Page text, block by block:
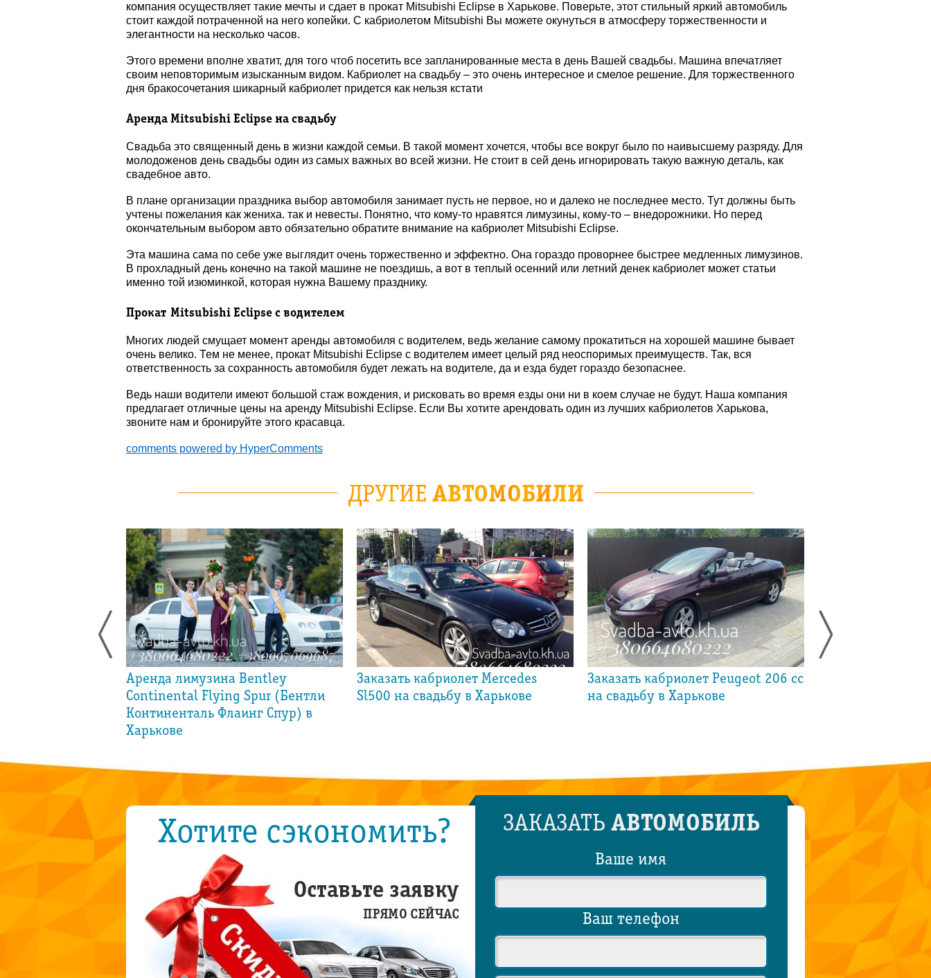
компания осуществляет такие мечты и сдает в прокат Mitsubishi Eclipse в Харькове. Поверьте, этот стильный яркий автомобиль
стоит каждой потраченной на него копейки. С кабриолетом Mitsubishi Вы можете окунуться в атмосферу торжественности и
элегантности на несколько часов.
Этого времени вполне хватит, для того чтоб посетить все запланированные места в день Вашей свадьбы. Машина впечатляет
своим неповторимым изысканным видом. Кабриолет на свадьбу – это очень интересное и смелое решение. Для торжественного
дня бракосочетания шикарный кабриолет придется как нельзя кстати
Аренда Mitsubishi Eclipse на свадьбу
Свадьба это священный день в жизни каждой семьи. В такой момент хочется, чтобы все вокруг было по наивысшему разряду. Для
молодоженов день свадьбы один из самых важных во всей жизни. Не стоит в сей день игнорировать такую важную деталь, как
свадебное авто.
В плане организации праздника выбор автомобиля занимает пусть не первое, но и далеко не последнее место. Тут должны быть
учтены пожелания как жениха. так и невесты. Понятно, что кому-то нравятся лимузины, кому-то – внедорожники. Но перед
окончательным выбором авто обязательно обратите внимание на кабриолет Mitsubishi Eclipse.
Эта машина сама по себе уже выглядит очень торжественно и эффектно. Она гораздо проворнее быстрее медленных лимузинов.
В прохладный день конечно на такой машине не поездишь, а вот в теплый осенний или летний денек кабриолет может статьи
именно той изюминкой, которая нужна Вашему празднику.
Прокат Mitsubishi Eclipse с водителем
Многих людей смущает момент аренды автомобиля с водителем, ведь желание самому прокатиться на хорошей машине бывает
очень велико. Тем не менее, прокат Mitsubishi Eclipse с водителем имеет целый ряд неоспоримых преимуществ. Так, вся
ответственность за сохранность автомобиля будет лежать на водителе, да и езда будет гораздо безопаснее.
Ведь наши водители имеют большой стаж вождения, и рисковать во время езды они ни в коем случае не будут. Наша компания
предлагает отличные цены на аренду Mitsubishi Eclipse. Если Вы хотите арендовать один из лучших кабриолетов Харькова,
звоните нам и бронируйте этого красавца.
comments powered by HyperComments
ДРУГИЕ АВТОМОБИЛИ
Аренда лимузина Bentley
Continental Flying Spur (Бентли
Континенталь Флаинг Спур) в
Харькове
Заказать кабриолет Mercedes
Sl500 на свадьбу в Харькове
Заказать кабриолет Peugeot 206 cc
на свадьбу в Харькове
Хотите сэкономить? ЗАКАЗАТЬ АВТОМОБИЛЬ
Ваше имя
Ваш телефон